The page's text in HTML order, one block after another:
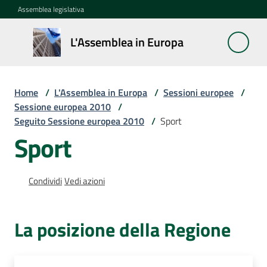
Vai al contenuto
Vai alla navigazione
Vai al footer
Assemblea legislativa
L'Assemblea in Europa
L'Assemblea
in Europa
Cos'è
la
europea
regionale
Home / L'Assemblea in Europa / Sessioni europee /
Sessione europea 2010 /
Seguito Sessione europea 2010 / Sport
Sport
CondividiVedi azioni
La posizione della Regione